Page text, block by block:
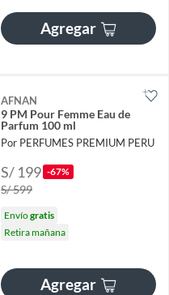
Agregar
AFNAN
9 PM Pour Femme Eau de
Parfum 100 ml
Por PERFUMES PREMIUM PERU
S/ 199 -67%
S/ 599
Envíogratis
Retira mañana
Agregar